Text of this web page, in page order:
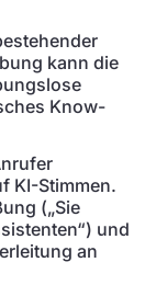
kann die
Know-
KI-Stimmen.
(„Sie
und
an